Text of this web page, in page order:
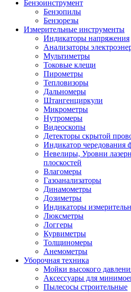
Бензоинструмент
Бензопилы
Бензорезы
Измерительные инструменты
Индикаторы напряжения
Анализаторы
Мультиметры
Токовые клещи
Пирометры
Тепловизоры
Дальномеры
Штангенциркули
Микрометры
Нутромеры
Видеоскопы
Детекторы скрытой
Индикатор чередования
Невелиры, Уровни
плоскостей
Влагомеры
Газоанализаторы
Динамометры
Дозиметры
Индикаторы
Люксметры
Логгеры
Курвиметры
Толщиномеры
Анемометры
Уборочная техника
Мойки высокого
Аксессуары для
Пылесосы строительные